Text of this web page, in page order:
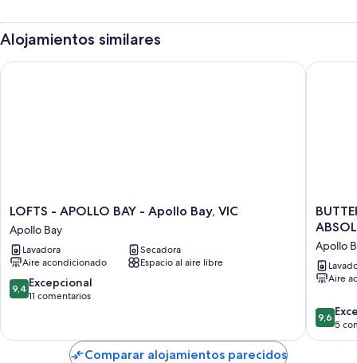
Alojamientos similares
LOFTS
-
APOLLO
BAY
-
Apollo
Bay,
Bay
LOFTS - APOLLO BAY - Apollo Bay, VIC
Apollo Bay
Lavadora
Secadora
Aire acondicionado
Espacio al aire libre
9.4
sobre
11 comentarios
9,4 Excepcional
11 comentarios
LOFTS - APOLLO BAY - Apollo Bay, VIC
BUTTER
-
CON
VISTAS
AL
Apollo
Aire
9.6
sobre
10,
9,6
5
Comparar alojamientos parecidos